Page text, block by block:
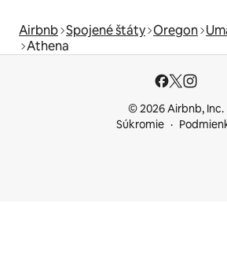
Airbnb Spojené štáty Oregon
Athena
© 2026 Airbnb, Inc.
Súkromie